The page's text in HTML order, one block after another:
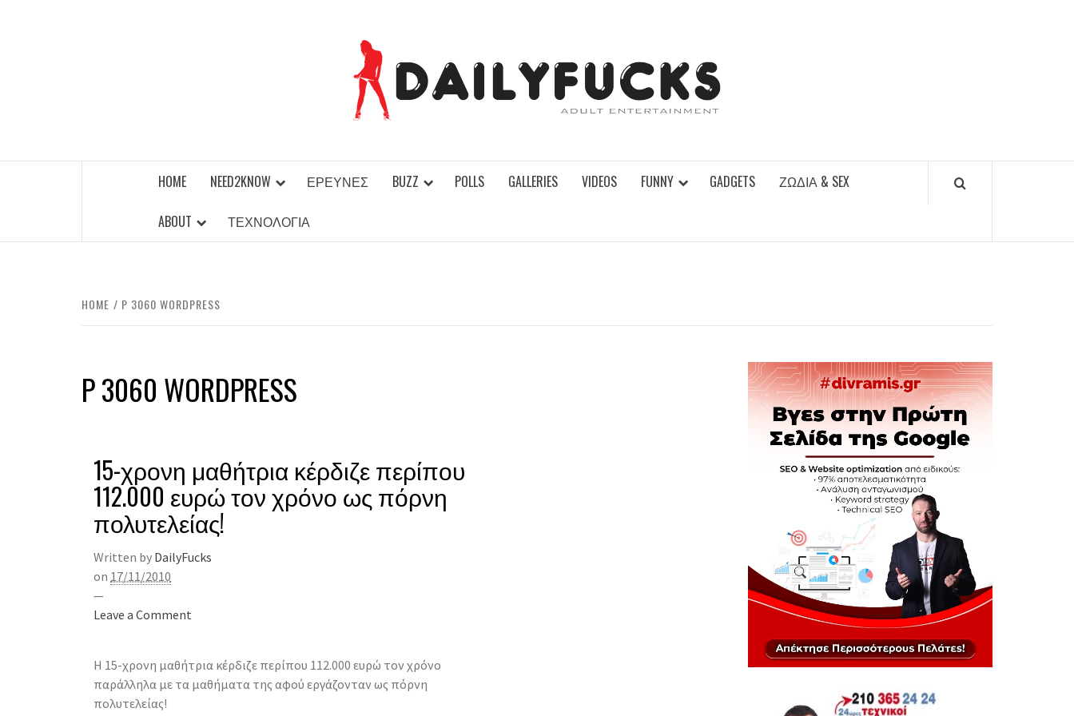
HOME NEED2KNOW ΈΡΕΥΝΕΣ BUZZ POLLS GALLERIES VIDEOS FUNNY GADGETS ΖΏΔΙΑ & SEX
ABOUT ΤΕΧΝΟΛΟΓΊΑ
HOME P 3060 WORDPRESS
P 3060 WORDPRESS
15-χρονη μαθήτρια κέρδιζε περίπου
112.000 ευρώ τον χρόνο ως πόρνη
πολυτελείας!
Written by DailyFucks
on 17/11/2010
—
Leave a Comment
Η 15-χρονη μαθήτρια κέρδιζε περίπου 112.000 ευρώ τον χρόνο
παράλληλα με τα μαθήματα της αφού εργάζονταν ως πόρνη
πολυτελείας!